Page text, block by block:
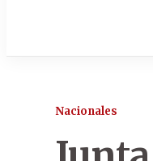
Nacionales